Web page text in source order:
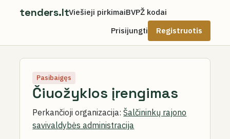
tenders.ltViešieji pirkimaiBVPŽ kodai
Prisijungti
Registruotis
Pasibaigęs
Čiuožyklos įrengimas
Perkančioji organizacija:Šalčininkų rajono
savivaldybės administracija